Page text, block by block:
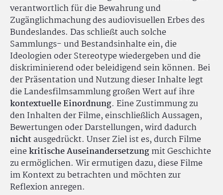
verantwortlich für die Bewahrung und
Zugänglichmachung des audiovisuellen Erbes des
Bundeslandes. Das schließt auch solche
Sammlungs- und Bestandsinhalte ein, die
Ideologien oder Stereotype wiedergeben und die
diskriminierend oder beleidigend sein können. Bei
der Präsentation und Nutzung dieser Inhalte legt
die Landesfilmsammlung großen Wert auf ihre
kontextuelle Einordnung. Eine Zustimmung zu
den Inhalten der Filme, einschließlich Aussagen,
Bewertungen oder Darstellungen, wird dadurch
nichtausgedrückt. Unser Ziel ist es, durch Filme
einekritische Auseinandersetzungmit Geschichte
zu ermöglichen. Wir ermutigen dazu, diese Filme
im Kontext zu betrachten und möchten zur
Reflexion anregen.